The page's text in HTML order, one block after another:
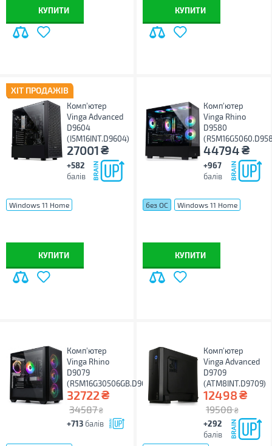
КУПИТИ КУПИТИ
ХІТ ПРОДАЖІВ
Комп'ютер
Vinga Advanced
D9604
(I5M16INT.D9604)
27001₴
+582
балів
Windows 11 Home
КУПИТИ
Комп'ютер
Vinga Rhino
D9580
44794₴
+967
балів
без ОС
Windows 11 Home
КУПИТИ
Комп'ютер
Vinga Rhino
D9079
(R5M16G30506GB.D9079)
32722₴
34587 ₴
+713 балів
Комп'ютер
Vinga Advanced
D9709
(ATM8INT.D9709)
12498₴
19508 ₴
+292
балів